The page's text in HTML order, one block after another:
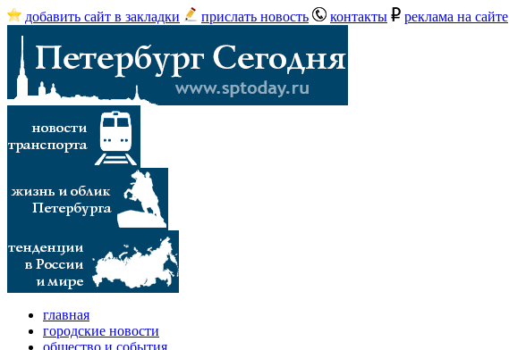
добавить сайт в закладки прислать новость контакты реклама на сайте
главная
городские новости
общество и события